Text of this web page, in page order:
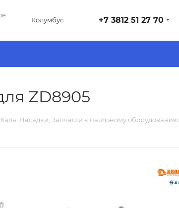
Колумбус +7 3812 51 27 70
ZD8905
Насадки, Запчасти к паяльному оборудованию